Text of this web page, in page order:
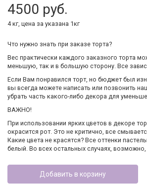
4500
4 кг, цена за указана 1кг
Что нужно знать при заказе торта?
Вес практически каждого заказного торта
меньшую, так и в большую сторону. Все
Если Вам понравился торт, но бюджет был
вы всегда можете написать или позвонить
убрать часть какого-либо декора для
ВАЖНО!
При использовании ярких цветов в декоре
окрасится рот. Это не критично, все
Какие цвета не красятся? Все оттенки
белый. Во всех остальных случаях,
Добавить в корзину